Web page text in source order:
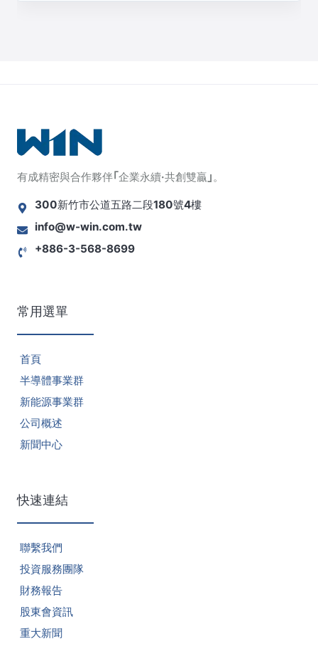
有成精密與合作夥伴｢企業永續·共創雙贏｣。
300新竹市公道五路二段180號4樓
info@w-win.com.tw
+886-3-568-8699
常用選單
首頁
半導體事業群
新能源事業群
公司概述
新聞中心
快速連結
聯繫我們
投資服務團隊
財務報告
股東會資訊
重大新聞